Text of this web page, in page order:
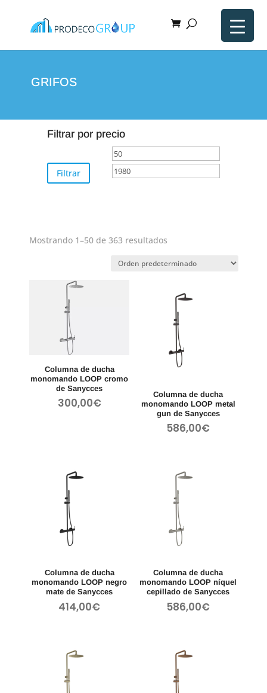
GRIFOS
Filtrar por precio
Precio
mínimo
Filtrar
Mostrando 1–50 de 363 resultados
Columna de ducha
monomando LOOP cromo
de Sanycces
300,00€
Columna de ducha
monomando LOOP metal
gun de Sanycces
586,00€
Columna de ducha
monomando LOOP negro
mate de Sanycces
414,00€
Columna de ducha
monomando LOOP níquel
cepillado de Sanycces
586,00€